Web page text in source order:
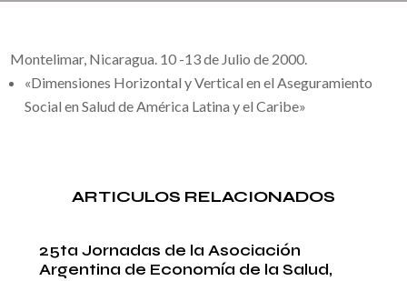
Montelimar, Nicaragua. 10 -13 de Julio de 2000.
«Dimensiones Horizontal y Vertical en el Aseguramiento
Social en Salud de América Latina y el Caribe»
ARTICULOS RELACIONADOS
25ta Jornadas de la Asociación
Argentina de Economía de la Salud,